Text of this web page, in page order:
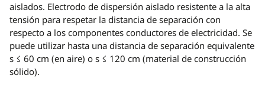
aislados. Electrodo de dispersión aislado resistente a la alta
tensión para respetar la distancia de separación con
respecto a los componentes conductores de electricidad. Se
puede utilizar hasta una distancia de separación equivalente
s ≤ 60 cm (en aire) o s ≤ 120 cm (material de construcción
sólido).